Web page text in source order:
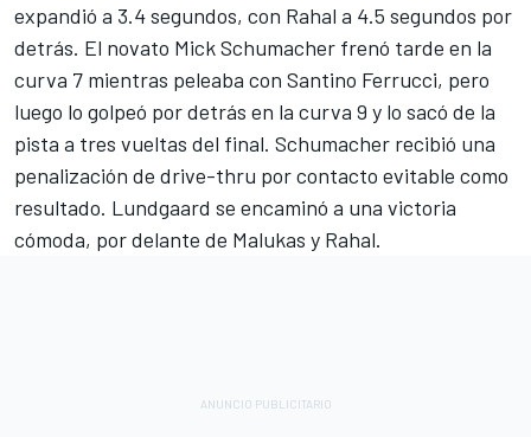
expandió a 3.4 segundos, con Rahal a 4.5 segundos por
detrás. El novato Mick Schumacher frenó tarde en la
curva 7 mientras peleaba con Santino Ferrucci, pero
luego lo golpeó por detrás en la curva 9 y lo sacó de la
pista a tres vueltas del final. Schumacher recibió una
penalización de drive-thru por contacto evitable como
resultado. Lundgaard se encaminó a una victoria
cómoda, por delante de Malukas y Rahal.